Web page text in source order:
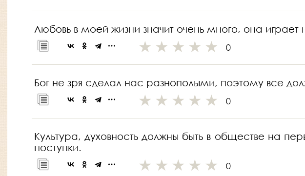
Любовь в моей жизни значит очень много, она
0
Бог не зря сделал нас разнополыми, поэтому все
0
Культура, духовность должны быть в обществе на
поступки.
0